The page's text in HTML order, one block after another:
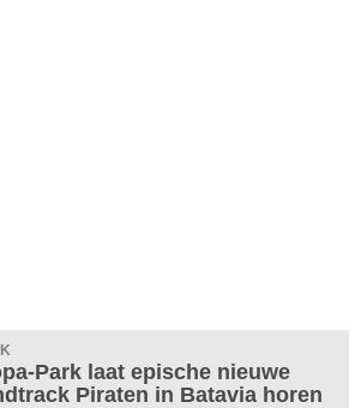
Park laat epische nieuwe
Piraten in Batavia horen